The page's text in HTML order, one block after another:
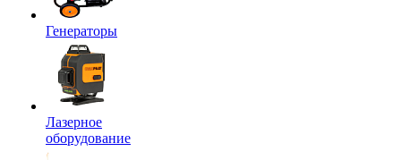
Генераторы
Лазерное
оборудование